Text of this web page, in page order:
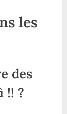
les
des
!! ?